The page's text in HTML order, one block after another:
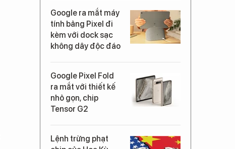
Google ra mắt máy
tính bảng Pixel đi
kèm với dock sạc
không dây độc đáo
Google Pixel Fold
ra mắt với thiết kế
nhỏ gọn, chip
Tensor G2
Lệnh trừng phạt